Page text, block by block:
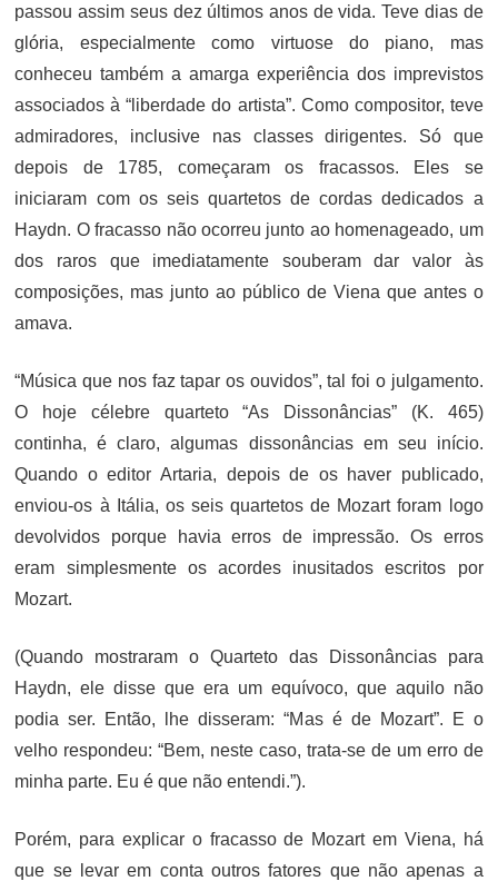
passou assim seus dez últimos anos de vida. Teve dias de
glória, especialmente como virtuose do piano, mas
conheceu também a amarga experiência dos imprevistos
associados à “liberdade do artista”. Como compositor, teve
admiradores, inclusive nas classes dirigentes. Só que
depois de 1785, começaram os fracassos. Eles se
iniciaram com os seis quartetos de cordas dedicados a
Haydn. O fracasso não ocorreu junto ao homenageado, um
dos raros que imediatamente souberam dar valor às
composições, mas junto ao público de Viena que antes o
amava.
“Música que nos faz tapar os ouvidos”, tal foi o julgamento.
O hoje célebre quarteto “As Dissonâncias” (K. 465)
continha, é claro, algumas dissonâncias em seu início.
Quando o editor Artaria, depois de os haver publicado,
enviou-os à Itália, os seis quartetos de Mozart foram logo
devolvidos porque havia erros de impressão. Os erros
eram simplesmente os acordes inusitados escritos por
Mozart.
(Quando mostraram o Quarteto das Dissonâncias para
Haydn, ele disse que era um equívoco, que aquilo não
podia ser. Então, lhe disseram: “Mas é de Mozart”. E o
velho respondeu: “Bem, neste caso, trata-se de um erro de
minha parte. Eu é que não entendi.”).
Porém, para explicar o fracasso de Mozart em Viena, há
que se levar em conta outros fatores que não apenas a